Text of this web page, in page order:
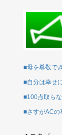
■母を尊敬で
■自分は幸せ
■100点取ら
■さすがACの